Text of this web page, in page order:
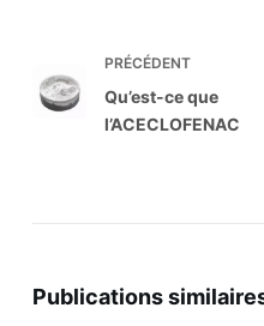
PRÉCÉDENT
Qu’est-ce que
l’ACECLOFENAC
Publications